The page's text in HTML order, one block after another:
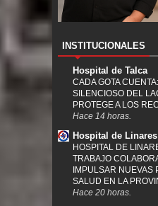
INSTITUCIONALES
Hospital de Talca
CADA GOTA
SILENCIOSO DEL
PROTEGE A LOS
Hace 14 horas.
Hospital de Linares
HOSPITAL DE
TRABAJO
IMPULSAR NUEVAS
SALUD EN LA
Hace 20 horas.